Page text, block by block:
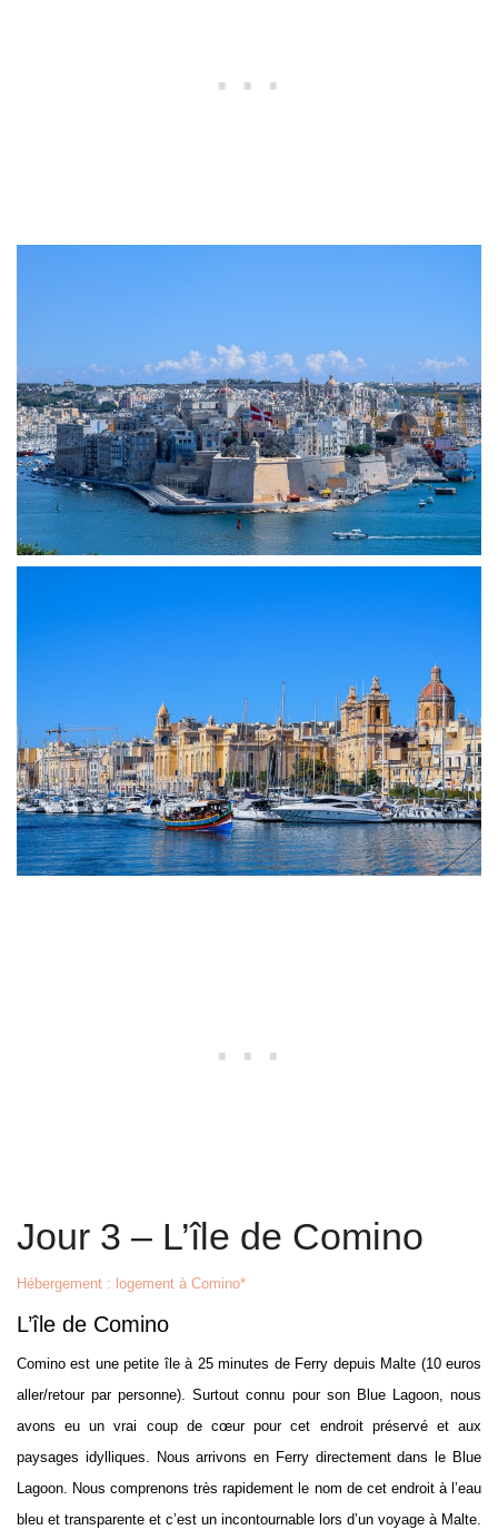
Jour 3 – L’île de Comino
Hébergement : logement à Comino*
L’île de Comino
Comino est une petite île à 25 minutes de Ferry depuis Malte (10 euros
aller/retour par personne). Surtout connu pour son Blue Lagoon, nous
avons eu un vrai coup de cœur pour cet endroit préservé et aux
paysages idylliques. Nous arrivons en Ferry directement dans le Blue
Lagoon. Nous comprenons très rapidement le nom de cet endroit à l’eau
bleu et transparente et c’est un incontournable lors d’un voyage à Malte.